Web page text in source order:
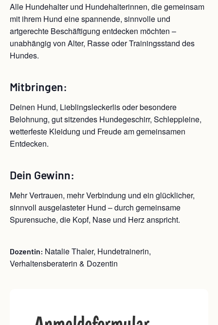
Alle Hundehalter und Hundehalterinnen, die gemeinsam
mit ihrem Hund eine spannende, sinnvolle und
artgerechte Beschäftigung entdecken möchten –
unabhängig von Alter, Rasse oder Trainingsstand des
Hundes.
Mitbringen:
Deinen Hund, Lieblingsleckerlis oder besondere
Belohnung, gut sitzendes Hundegeschirr, Schleppleine,
wetterfeste Kleidung und Freude am gemeinsamen
Entdecken.
Dein Gewinn:
Mehr Vertrauen, mehr Verbindung und ein glücklicher,
sinnvoll ausgelasteter Hund – durch gemeinsame
Spurensuche, die Kopf, Nase und Herz anspricht.
Dozentin: Natalie Thaler, Hundetrainerin,
Verhaltensberaterin & Dozentin